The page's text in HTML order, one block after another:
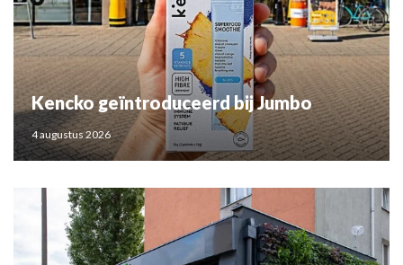
Kencko geïntroduceerd bij Jumbo
4 augustus 2026